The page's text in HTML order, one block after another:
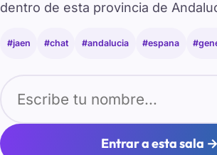
dentro de esta provincia de
#jaen #chat #andalucia #espana
Entrar a esta sala →